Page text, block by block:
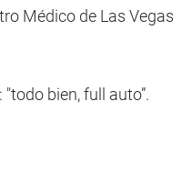
Médico de Las Vegas
bien, full auto”.